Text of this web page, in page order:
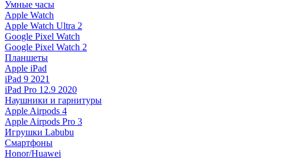
Умные часы
Apple Watch
Apple Watch Ultra 2
Google Pixel Watch
Google Pixel Watch 2
Планшеты
Apple iPad
iPad 9 2021
iPad Pro 12.9 2020
Наушники и гарнитуры
Apple Airpods 4
Apple Airpods Pro 3
Игрушки Labubu
Смартфоны
Honor/Huawei